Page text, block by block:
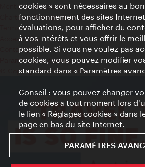
Mentions obligatoires
Charte sur le respect de la vie privée
Terms of Use
Accessibilité
Contact presse
Paramètres de cookies
© Copyright WienTourismus
cookies » sont nécessaires au bon
fonctionnement des sites
évaluations, pour afficher du
à vos intérêts et vous offrir le
possible. Si vous ne voulez pas
cookies, vous pouvez modifier
standard dans « Paramètres
Conseil : vous pouvez changer
de cookies à tout moment lors
le lien « Réglages cookies » dans
page en bas du site Internet.
PARAMÈTRES